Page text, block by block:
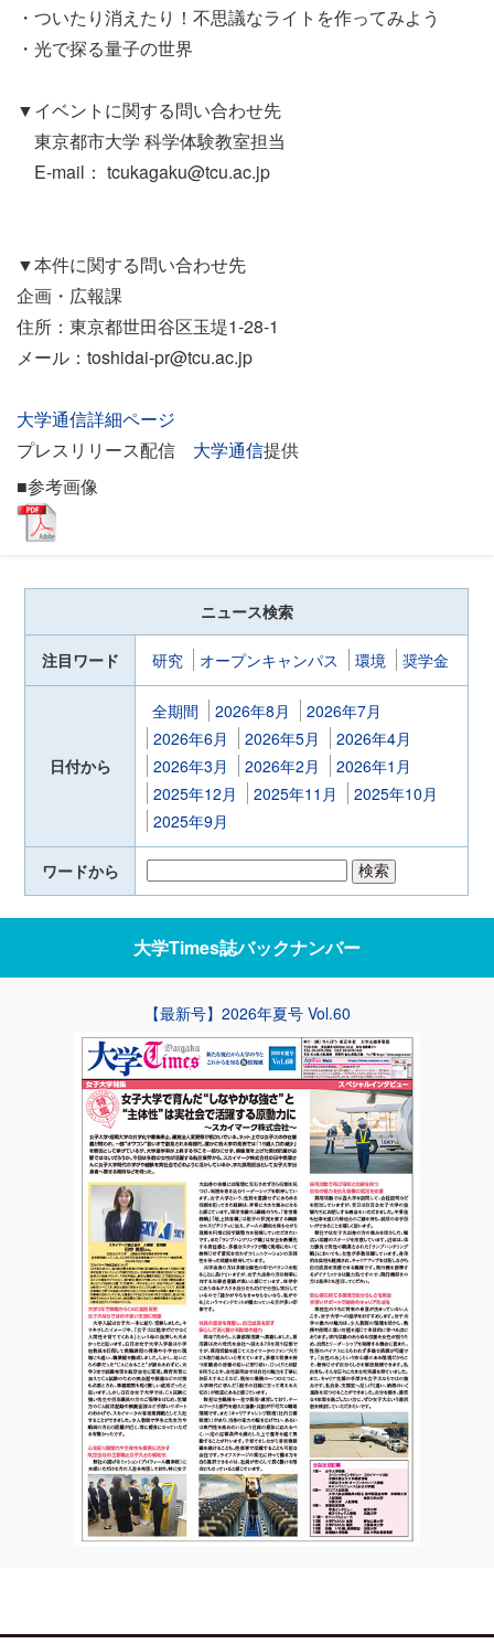
・ついたり消えたり！不思議なライトを作ってみよう
・光で探る量子の世界
▼イベントに関する問い合わせ先
東京都市大学 科学体験教室担当
E-mail： tcukagaku@tcu.ac.jp
▼本件に関する問い合わせ先
企画・広報課
住所：東京都世田谷区玉堤1-28-1
メール：toshidai-pr@tcu.ac.jp
大学通信詳細ページ
プレスリリース配信 大学通信提供
■参考画像
ニュース検索
注目ワード 研究 オープンキャンパス 環境 奨学金
日付から
全期間 2026年8月
2026年7月
2026年6月
2026年5月
2026年4月
2026年3月
2026年2月
2026年1月
2025年12月
2025年11月
2025年10月
2025年9月
ワードから
大学Times誌バックナンバー
【最新号】2026年夏号 Vol.60